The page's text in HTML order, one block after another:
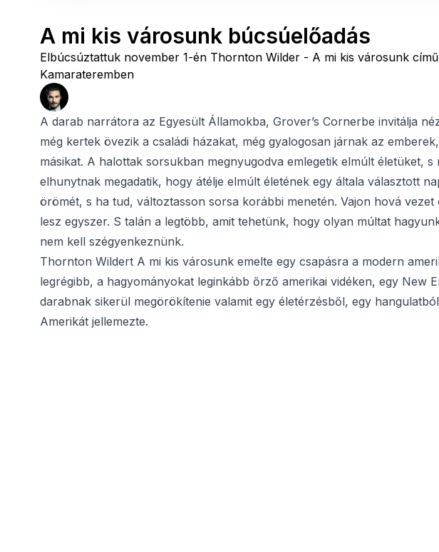
A mi kis városunk búcsúelőadás
Elbúcsúztattuk november 1-én Thornton Wilder - A mi kis városunk
Kamarateremben
A darab narrátora az Egyesült Államokba, Grover’s Cornerbe invitálja
még kertek övezik a családi házakat, még gyalogosan járnak az
másikat. A halottak sorsukban megnyugodva emlegetik elmúlt életüket, s
elhunytnak megadatik, hogy átélje elmúlt életének egy általa választott
örömét, s ha tud, változtasson sorsa korábbi menetén. Vajon hová
lesz egyszer. S talán a legtöbb, amit tehetünk, hogy olyan múltat
nem kell szégyenkeznünk.
Thornton Wildert A mi kis városunk emelte egy csapásra a modern
legrégibb, a hagyományokat leginkább őrző amerikai vidéken, egy New
darabnak sikerül megörökítenie valamit egy életérzésből, egy
Amerikát jellemezte.